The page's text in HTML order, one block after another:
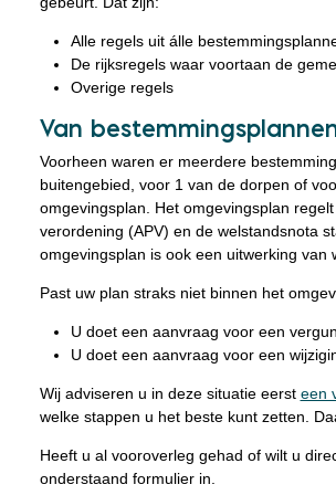
Alle regels uit álle
De rijksregels waar voortaan de
Overige regels
Van
Voorheen waren er meerdere
buitengebied, voor 1 van de dorpen of
omgevingsplan. Het omgevingsplan
verordening (APV) en de welstandsnota
omgevingsplan is ook een uitwerking van
Past uw plan straks niet binnen het
U doet een aanvraag voor een
U doet een aanvraag voor een
Wij adviseren u in deze situatie eerst een
welke stappen u het beste kunt zetten.
Heeft u al vooroverleg gehad of wilt u
onderstaand formulier in.